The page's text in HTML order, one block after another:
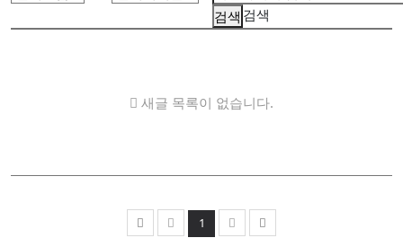
검색
새글 목록이 없습니다.
1